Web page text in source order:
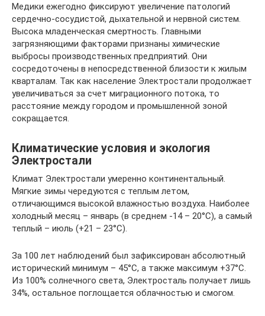
Медики ежегодно фиксируют увеличение патологий
сердечно-сосудистой, дыхательной и нервной систем.
Высока младенческая смертность. Главными
загрязняющими факторами признаны химические
выбросы производственных предприятий. Они
сосредоточены в непосредственной близости к жилым
кварталам. Так как население Электростали продолжает
увеличиваться за счет миграционного потока, то
расстояние между городом и промышленной зоной
сокращается.
Климатические условия и экология
Электростали
Климат Электростали умеренно континентальный.
Мягкие зимы чередуются с теплым летом,
отличающимся высокой влажностью воздуха. Наиболее
холодный месяц – январь (в среднем -14 – 20°С), а самый
теплый – июль (+21 – 23°С).
За 100 лет наблюдений был зафиксирован абсолютный
исторический минимум – 45°С, а также максимум +37°С.
Из 100% солнечного света, Электросталь получает лишь
34%, остальное поглощается облачностью и смогом.